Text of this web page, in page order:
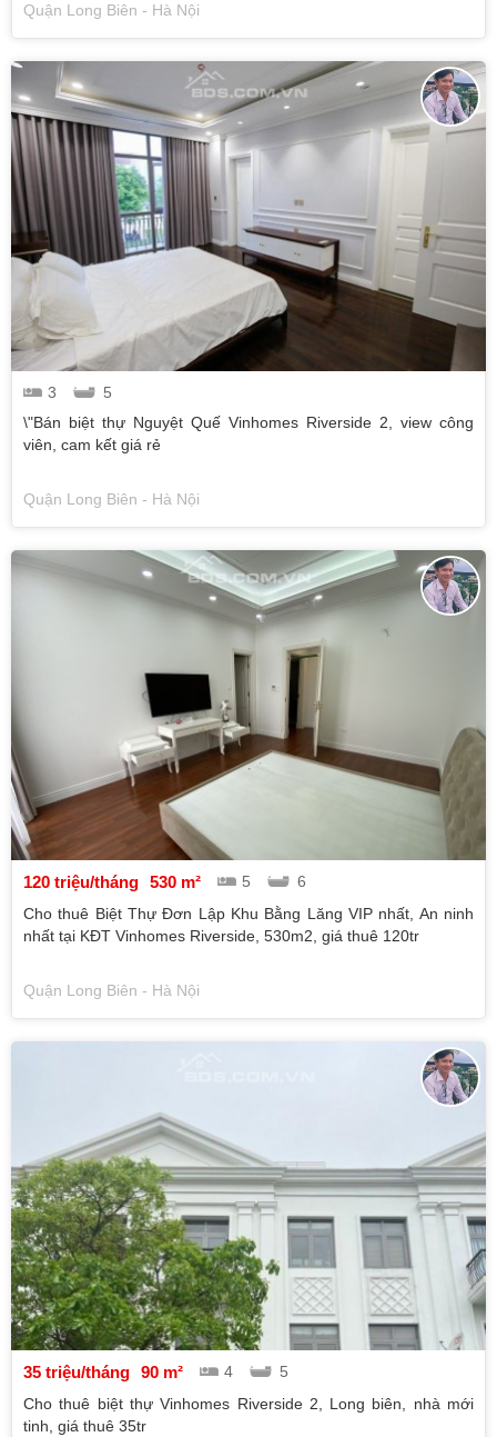
Quận Long Biên - Hà Nội
3
5
\"Bán biệt thự Nguyệt Quế Vinhomes Riverside 2, view công
viên, cam kết giá rẻ
Quận Long Biên - Hà Nội
120 triệu/tháng 530 m² 5
6
Cho thuê Biệt Thự Đơn Lập Khu Bằng Lăng VIP nhất, An ninh
nhất tại KĐT Vinhomes Riverside, 530m2, giá thuê 120tr
Quận Long Biên - Hà Nội
35 triệu/tháng 90 m² 4
5
Cho thuê biệt thự Vinhomes Riverside 2, Long biên, nhà mới
tinh, giá thuê 35tr